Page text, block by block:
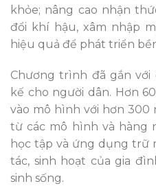
khỏe; nâng cao nhận
đổi khí hậu, xâm nhập
hiệu quả để phát triển
Chương trình đã gắn với
kế cho người dân. Hơn
vào mô hình với hơn 300
từ các mô hình và hàng
học tập và ứng dụng trữ
tác, sinh hoạt của gia
sinh sống.